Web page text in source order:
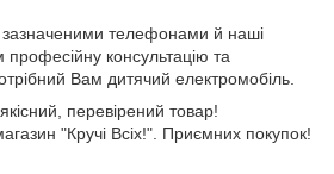
телефонами й наші
консультацію та
Вам дитячий електромобіль.
перевірений товар!
"Кручі Всіх!". Приємних покупок!